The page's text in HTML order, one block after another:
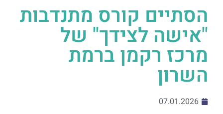
הסתיים קורס מתנדבות
"אישה לצידך" של
מרכז רקמן ברמת
השרון
07.01.2026